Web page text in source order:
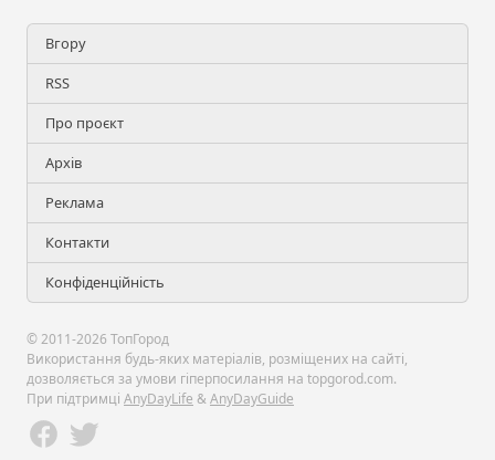
Вгору
RSS
Про проєкт
Архів
Реклама
Контакти
Конфіденційність
© 2011-2026 ТопГород
Використання будь-яких матеріалів, розміщених на сайті,
дозволяється за умови гіперпосилання на topgorod.com.
При підтримці AnyDayLife &AnyDayGuide